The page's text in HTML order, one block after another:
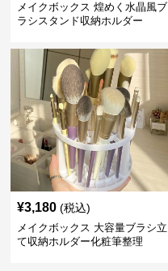
メイクボックス 煌めく水晶風ブ
ラシスタンド収納ホルダー
¥3,180 (税込)
メイクボックス 大容量ブラシ立
て収納ホルダー化粧筆整理